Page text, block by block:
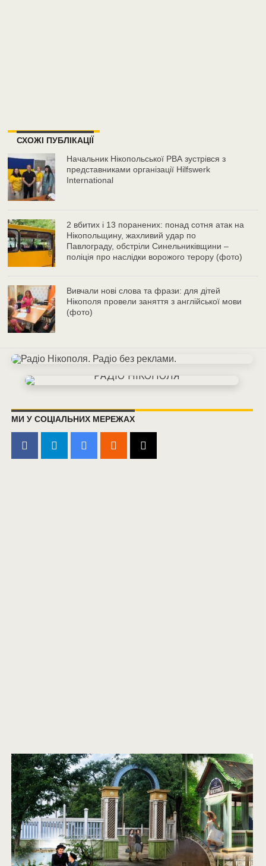
СХОЖІ ПУБЛІКАЦІЇ
Начальник Нікопольської РВА зустрівся з
представниками організації Hilfswerk
International
2 вбитих і 13 поранених: понад сотня атак на
Нікопольщину, жахливий удар по
Павлограду, обстріли Синельниківщини –
поліція про наслідки ворожого терору (фото)
Вивчали нові слова та фрази: для дітей
Нікополя провели заняття з англійської мови
(фото)
МИ У СОЦІАЛЬНИХ МЕРЕЖАХ